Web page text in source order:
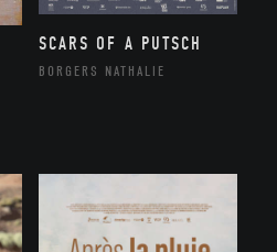
SCARS OF A PUTSCH
BORGERS NATHALIE